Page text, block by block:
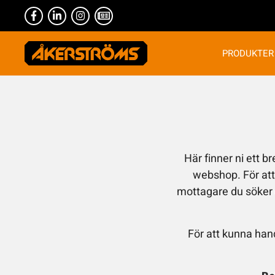
PRODUKTER
Här finner ni ett
webshop. För
mottagare du
För att kunna